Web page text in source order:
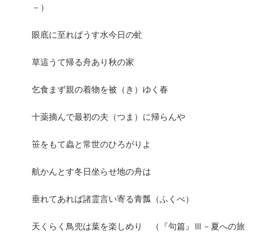
－）
眼底に至ればうす水今日の虻
草這うて帰る舟あり秋の家
乞食まず親の着物を被（き）ゆく春
十薬摘んで最初の夫（つま）に帰らんや
笹をもて蟲と常世のひろがりよ
航かんとす冬日坐らせ地の舟は
垂れてあれば諸霊言い寄る青瓢（ふくべ）
天くらく鳥兜は葉を楽しめり （『句篇』Ⅲ－夏への旅